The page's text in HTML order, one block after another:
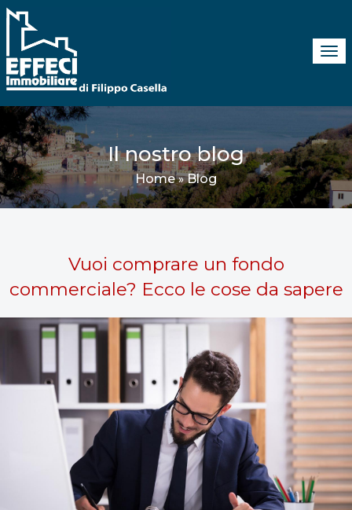
Il nostro blog
Home»Blog
Vuoi comprare un fondo
commerciale? Ecco le cose da sapere